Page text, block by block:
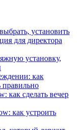
установить
для директора
установку,
как
правильно
как сделать вечер
как устроить